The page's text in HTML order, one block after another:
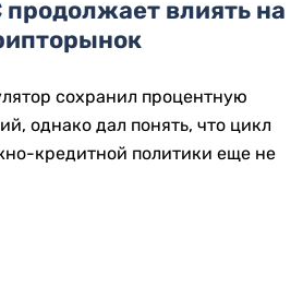
влиять на
сохранил процентную
однако дал понять, что цикл
кредитной политики еще не